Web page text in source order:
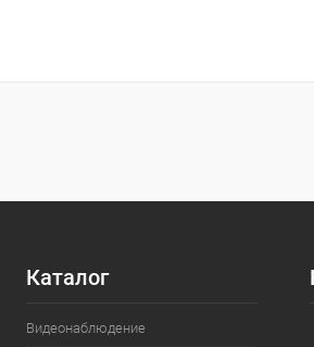
Купить в 1 клик Сравнение
Каталог
Видеонаблюдение